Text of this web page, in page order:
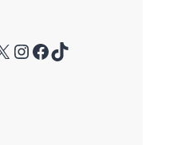
Instagram
Facebook
TikTok